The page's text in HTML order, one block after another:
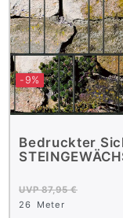
-9%
Bedruckter
UVP 87,95 €
26 Meter